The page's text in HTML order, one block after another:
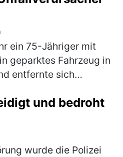
ein 75-Jähriger mit
geparktes Fahrzeug in
entfernte sich
konnte den U…
und bedroht
wurde die Polizei